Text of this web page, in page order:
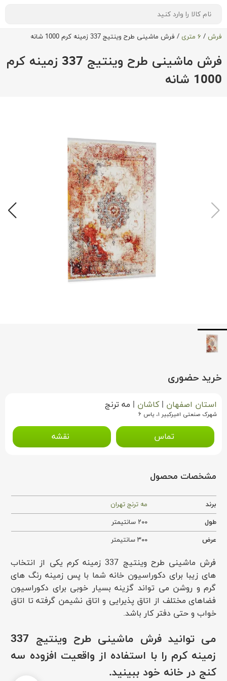
فرش / ۶ متری / فرش ماشینی طرح وینتیج 337 زمینه کرم 1000 شانه
فرش ماشینی طرح وینتیج 337 زمینه کرم
1000 شانه
خرید حضوری
استان اصفهان |کاشان | مه ترنج
شهرک صنعتی امیرکبیر ۱، یاس ۶
تماس نقشه
مشخصات محصول
برند
مه ترنج تهران
طول
۲۰۰ سانتیمتر
عرض
۳۰۰ سانتیمتر
فرش ماشینی طرح وینتیج 337 زمینه کرم یکی از انتخاب
های زیبا برای دکوراسیون خانه شما با پس زمینه رنگ های
گرم و روشن می تواند گزینه بسیار خوبی برای دکوراسیون
فضاهای مختلف از اتاق پذیرایی و اتاق نشیمن گرفته تا اتاق
خواب و حتی دفتر کار باشد.
می توانید فرش ماشینی طرح وینتیج 337
زمینه کرم را با استفاده از واقعیت افزوده سه
کنج در خانه خود ببینید.